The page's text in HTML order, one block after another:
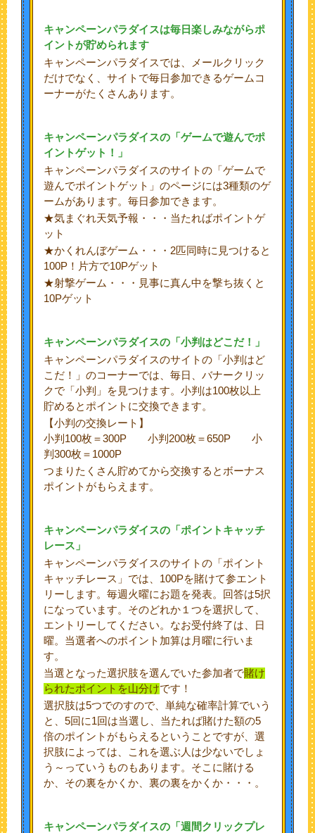
キャンペーンパラダイスは毎日楽しみながらポ
イントが貯められます
キャンペーンパラダイスでは、メールクリック
だけでなく、サイトで毎日参加できるゲームコ
ーナーがたくさんあります。
キャンペーンパラダイスの「ゲームで遊んでポ
イントゲット！」
キャンペーンパラダイスのサイトの「ゲームで
遊んでポイントゲット」のページには3種類のゲ
ームがあります。毎日参加できます。
★気まぐれ天気予報・・・当たればポイントゲ
ット
★かくれんぼゲーム・・・2匹同時に見つけると
100P！片方で10Pゲット
★射撃ゲーム・・・見事に真ん中を撃ち抜くと
10Pゲット
キャンペーンパラダイスの「小判はどこだ！」
キャンペーンパラダイスのサイトの「小判はど
こだ！」のコーナーでは、毎日、バナークリッ
クで「小判」を見つけます。小判は100枚以上
貯めるとポイントに交換できます。
【小判の交換レート】
小判100枚＝300P 小判200枚＝650P 小
判300枚＝1000P
つまりたくさん貯めてから交換するとボーナス
ポイントがもらえます。
キャンペーンパラダイスの「ポイントキャッチ
レース」
キャンペーンパラダイスのサイトの「ポイント
キャッチレース」では、100Pを賭けて参エント
リーします。毎週火曜にお題を発表。回答は5択
になっています。そのどれか１つを選択して、
エントリーしてください。なお受付終了は、日
曜。当選者へのポイント加算は月曜に行いま
す。
当選となった選択肢を選んでいた参加者で賭け
られたポイントを山分けです！
選択肢は5つでのすので、単純な確率計算でいう
と、5回に1回は当選し、当たれば賭けた額の5
倍のポイントがもらえるということですが、選
択肢によっては、これを選ぶ人は少ないでしょ
う～っていうものもあります。そこに賭ける
か、その裏をかくか、裏の裏をかくか・・・。
キャンペーンパラダイスの「週間クリックプレ